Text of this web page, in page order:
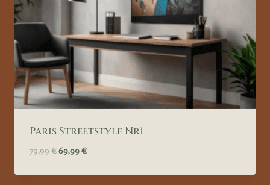
Paris Streetstyle Nr1
79,99€ Ursprünglicher
war:
69,99€Aktueller
ist: